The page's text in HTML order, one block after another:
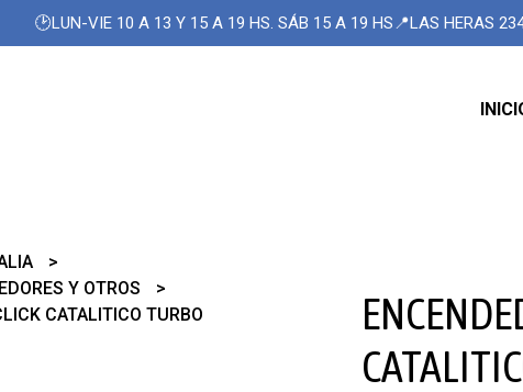
🕑LUN-VIE 10 A 13 Y 15 A 19 HS. SÁB 15 A 19 HS📍LAS HERAS
Y OTROS
CATALITICO TURBO